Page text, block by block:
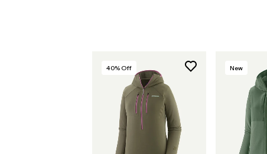
40% Off New